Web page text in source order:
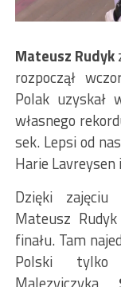
Mateusz Rudyk
rozpoczął
Polak
własnego
sek. Lepsi od
Harie
Dzięki
Mateusz
finału. Tam
Polski